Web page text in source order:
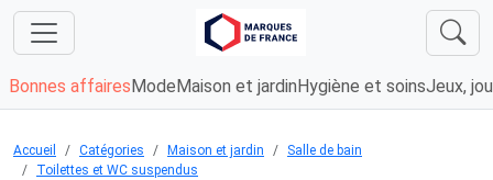
Bonnes affaires Mode Maison et jardin Hygiène et soinsJeux,
Accueil Catégories Maison et jardin
Salle de bain
Toilettes et WC suspendus